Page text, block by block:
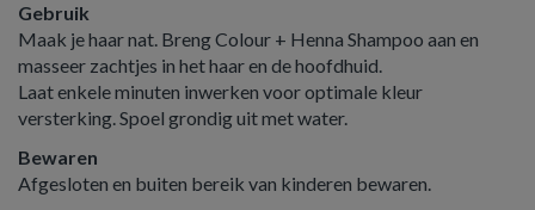
Gebruik
Maak je haar nat. Breng Colour + Henna Shampoo aan en
masseer zachtjes in het haar en de hoofdhuid.
Laat enkele minuten inwerken voor optimale kleur
versterking. Spoel grondig uit met water.
Bewaren
Afgesloten en buiten bereik van kinderen bewaren.